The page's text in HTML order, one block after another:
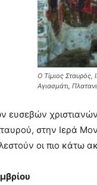
Ο Τίμιος Σταυρός,
Αγιασμάτι,
ευσεβών χριστιανών
στην Ιερά
οι πιο κάτω